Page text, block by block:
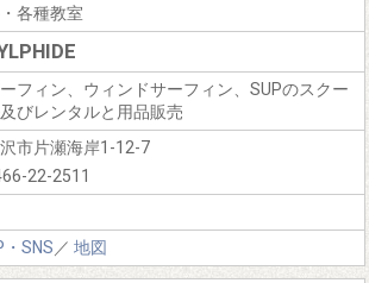
各種教室
フィン、ウィンドサーフィン、SUPのスクー
びレンタルと用品販売
市片瀬海岸1-12-7
22-2511
・SNS／ 地図